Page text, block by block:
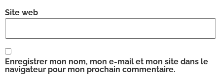
Site web
Enregistrer mon nom, mon e-mail et mon site dans le
navigateur pour mon prochain commentaire.